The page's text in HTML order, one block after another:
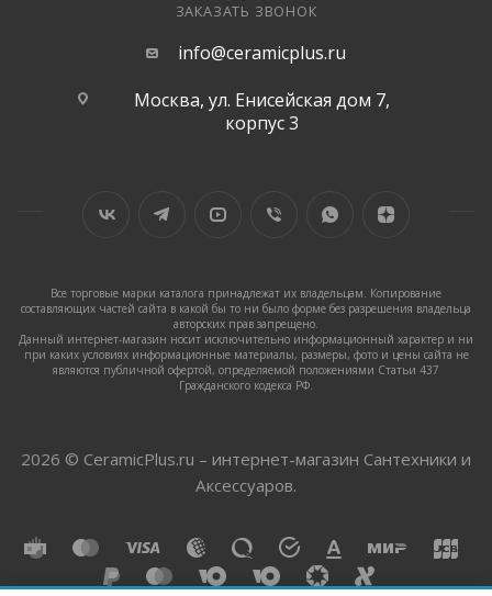
ЗАКАЗАТЬ ЗВОНОК
info@ceramicplus.ru
Москва, ул. Енисейская дом 7,
корпус 3
Все торговые марки каталога принадлежат их владельцам. Копирование
составляющих частей сайта в какой бы то ни было форме без разрешения владельца
авторских прав запрещено.
Данный интернет-магазин носит исключительно информационный характер и ни
при каких условиях информационные материалы, размеры, фото и цены сайта не
являются публичной офертой, определяемой положениями Статьи 437
Гражданского кодекса РФ.
2026 © CeramicPlus.ru – интернет-магазин Сантехники и
Аксессуаров.